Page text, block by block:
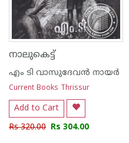
നാലുകെട്ട്
എം ടി വാസുദേവന്‍ നായര്‍
Current Books Thrissur
Add to Cart
Rs 320.00 Rs 304.00